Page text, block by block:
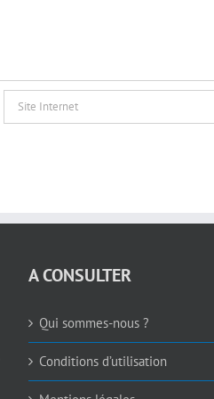
A CONSULTER
Qui sommes-nous ?
Conditions d’utilisation